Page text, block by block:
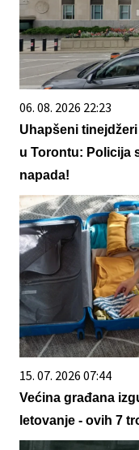
06. 08. 2026 22:23
Uhapšeni
u Torontu: Policija
napada!
15. 07. 2026 07:44
Većina građana
letovanje - ovih 7